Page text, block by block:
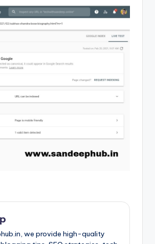
we provide high-quality